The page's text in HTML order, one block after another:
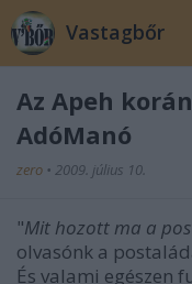
Vastagbőr
Az Apeh
AdóManó
zero • 2009. július 10.
"Mit hozott ma a
olvasónk a
És valami egészen